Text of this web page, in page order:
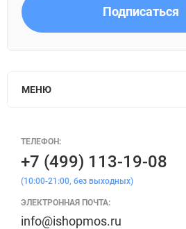
Подписаться
МЕНЮ
ТЕЛЕФОН:
+7 (499) 113-19-08
(10:00-21:00, без выходных)
ЭЛЕКТРОННАЯ ПОЧТА:
info@ishopmos.ru